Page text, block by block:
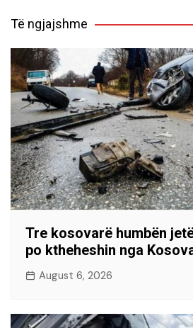
Të ngjajshme
Tre kosovarë humbën
po ktheheshin nga
August 6, 2026